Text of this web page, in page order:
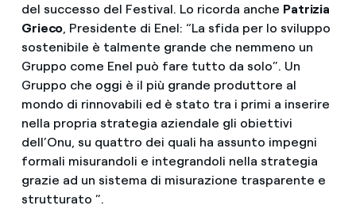
del successo del Festival. Lo ricorda anche Patrizia
Grieco , Presidente di Enel: “La sfida per lo sviluppo
sostenibile è talmente grande che nemmeno un
Gruppo come Enel può fare tutto da solo”. Un
Gruppo che oggi è il più grande produttore al
mondo di rinnovabili ed è stato tra i primi a inserire
nella propria strategia aziendale gli obiettivi
dell’Onu, su quattro dei quali ha assunto impegni
formali misurandoli e integrandoli nella strategia
grazie ad un sistema di misurazione trasparente e
strutturato ”.